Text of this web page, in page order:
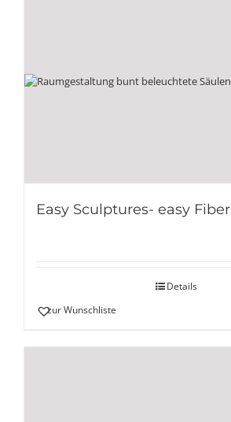
Easy Sculptures- easy Fiber
Details
zur Wunschliste